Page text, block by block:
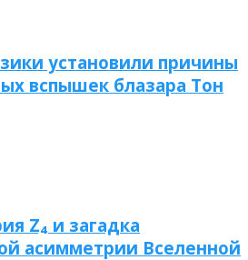
установили причины
вспышек блазара Тон
Z₄ и загадка
асимметрии Вселенной